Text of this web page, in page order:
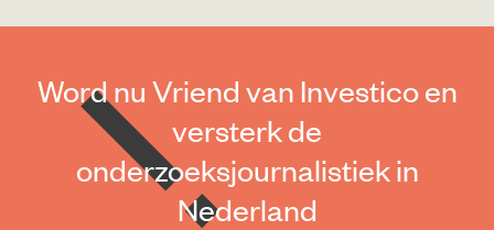
Word nu Vriend van Investico en
versterk de
onderzoeksjournalistiek in
Nederland